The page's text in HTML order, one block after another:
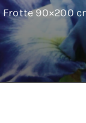
Frotte 90×200